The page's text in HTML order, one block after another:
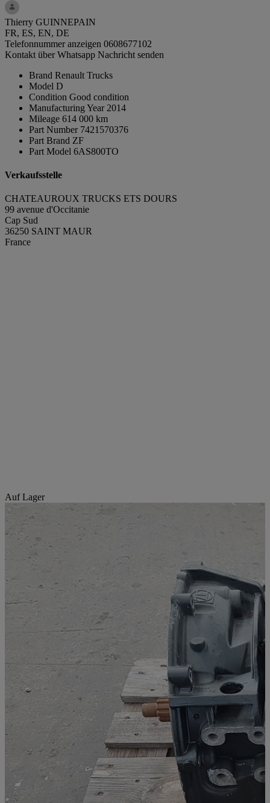
Thierry GUINNEPAIN
FR, ES, EN, DE
Telefonnummer anzeigen 0608677102
Kontakt über Whatsapp Nachricht senden
Brand Renault Trucks
Model D
Condition Good condition
Manufacturing Year 2014
Mileage 614 000 km
Part Number 7421570376
Part Brand ZF
Part Model 6AS800TO
Verkaufsstelle
CHATEAUROUX TRUCKS ETS DOURS
99 avenue d'Occitanie
Cap Sud
36250 SAINT MAUR
France
Auf Lager